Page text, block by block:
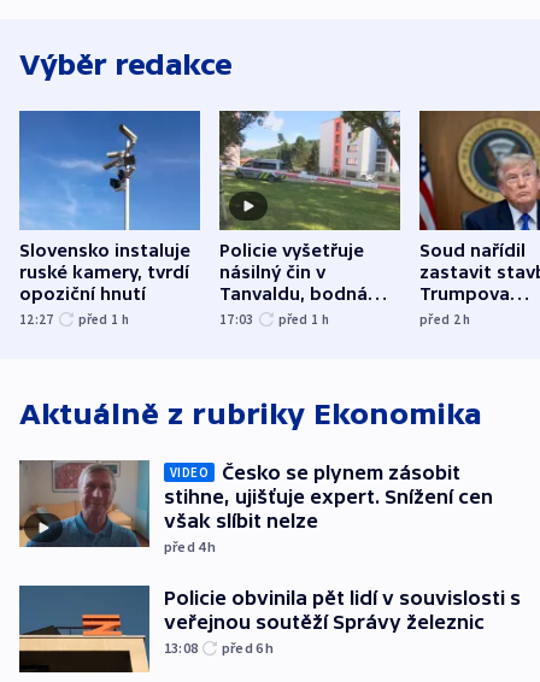
Výběr redakce
Slovensko instaluje
ruské kamery, tvrdí
opoziční hnutí
12:27 před 1 h
Policie vyšetřuje
násilný čin v
Tanvaldu, bodná
zranění při něm
17:03 před 1 h
Soud nařídil
zastavit
Trumpova
tanečního
před 2h
Aktuálně z rubriky Ekonomika
VIDEO
Česko se plynem zásobit
stihne, ujišťuje expert. Snížení cen
však slíbit nelze
před 4h
Policie obvinila pět lidí v souvislosti s
veřejnou soutěží Správy železnic
13:08 před 6h